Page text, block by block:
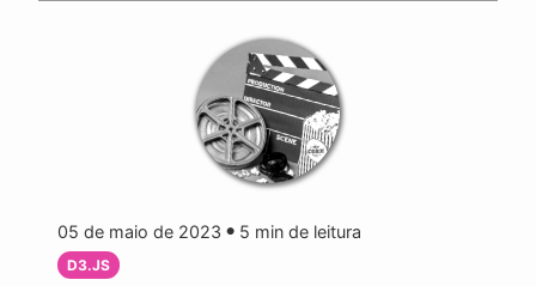
05 de maio de 2023 ● 5 min de leitura
D3.JS